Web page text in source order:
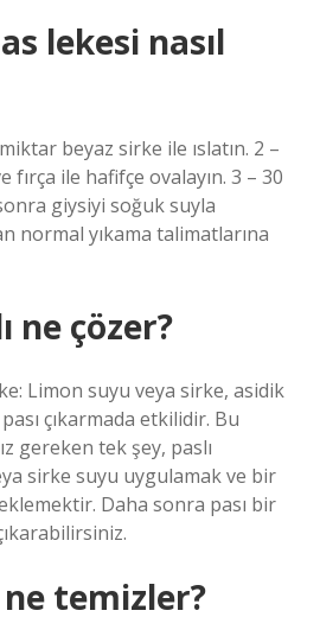
lekesi nasıl
beyaz sirke ile ıslatın. 2 –
ile hafifçe ovalayın. 3 – 30
giysiyi soğuk suyla
normal yıkama talimatlarına
ne çözer?
Limon suyu veya sirke, asidik
çıkarmada etkilidir. Bu
gereken tek şey, paslı
sirke suyu uygulamak ve bir
Daha sonra pası bir
temizler?